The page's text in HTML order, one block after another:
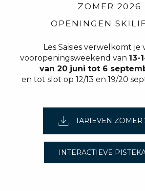
ZOMER 2026
OPENINGEN
Les Saisies verwelkomt je
vooropeningsweekend van 13-
van 20 juni tot 6
en tot slot op 12/13 en 19/20
TARIEVEN ZOMER
INTERACTIEVE